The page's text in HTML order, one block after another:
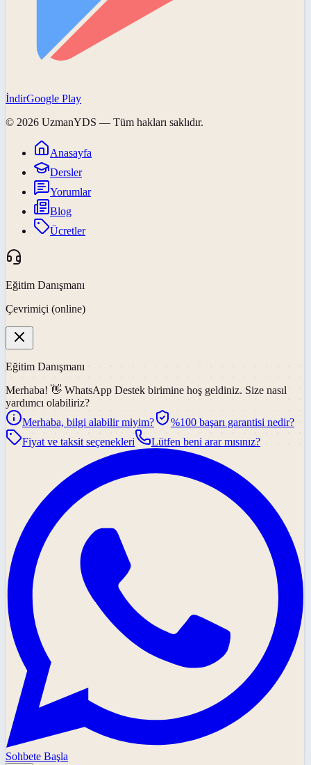
İndirGoogle Play
© 2026 UzmanYDS — Tüm hakları saklıdır.
Anasayfa
Dersler
Yorumlar
Blog
Ücretler
Eğitim Danışmanı
Çevrimiçi (online)
Eğitim Danışmanı
Merhaba! 👋 WhatsApp Destek birimine hoş geldiniz. Size nasıl
yardımcı olabiliriz?
Merhaba, bilgi alabilir miyim?
%100 başarı garantisi nedir?
Fiyat ve taksit seçenekleri
Lütfen beni arar mısınız?
Sohbete Başla